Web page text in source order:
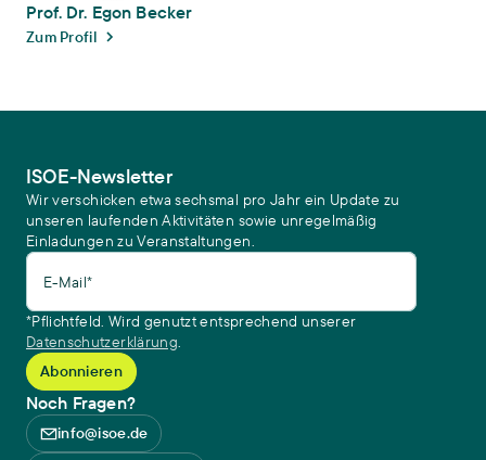
Prof. Dr. Egon Becker
Zum Profil
ISOE-Newsletter
Wir verschicken etwa sechsmal pro Jahr ein Update zu
unseren laufenden Aktivitäten sowie unregelmäßig
Einladungen zu Veranstaltungen.
E-Mail*
*Pflichtfeld. Wird genutzt entsprechend unserer
Datenschutzerklärung.
Noch Fragen?
info@isoe.de